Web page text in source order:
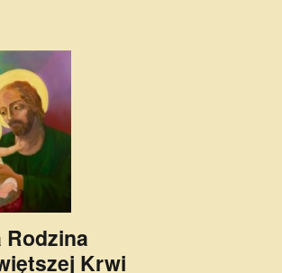
Rodzina
Krwi